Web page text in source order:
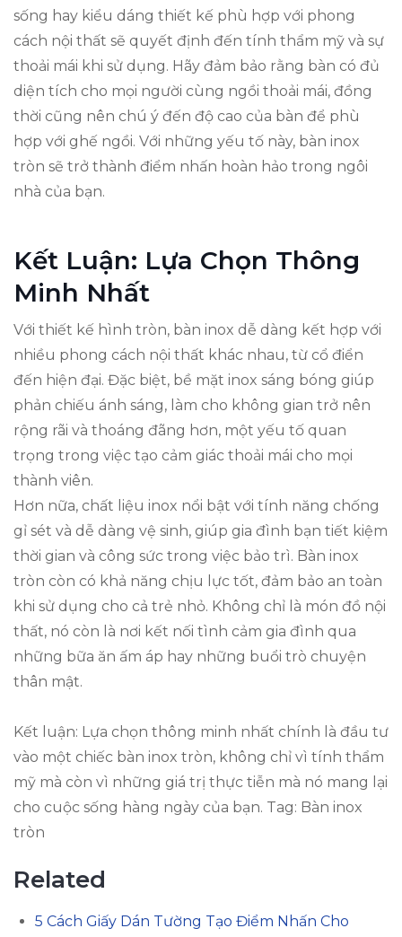
sống hay kiểu dáng thiết kế phù hợp với phong
cách nội thất sẽ quyết định đến tính thẩm mỹ và sự
thoải mái khi sử dụng. Hãy đảm bảo rằng bàn có đủ
diện tích cho mọi người cùng ngồi thoải mái, đồng
thời cũng nên chú ý đến độ cao của bàn để phù
hợp với ghế ngồi. Với những yếu tố này, bàn inox
tròn sẽ trở thành điểm nhấn hoàn hảo trong ngôi
nhà của bạn.
Kết Luận: Lựa Chọn Thông
Minh Nhất
Với thiết kế hình tròn, bàn inox dễ dàng kết hợp với
nhiều phong cách nội thất khác nhau, từ cổ điển
đến hiện đại. Đặc biệt, bề mặt inox sáng bóng giúp
phản chiếu ánh sáng, làm cho không gian trở nên
rộng rãi và thoáng đãng hơn, một yếu tố quan
trọng trong việc tạo cảm giác thoải mái cho mọi
thành viên.
Hơn nữa, chất liệu inox nổi bật với tính năng chống
gỉ sét và dễ dàng vệ sinh, giúp gia đình bạn tiết kiệm
thời gian và công sức trong việc bảo trì. Bàn inox
tròn còn có khả năng chịu lực tốt, đảm bảo an toàn
khi sử dụng cho cả trẻ nhỏ. Không chỉ là món đồ nội
thất, nó còn là nơi kết nối tình cảm gia đình qua
những bữa ăn ấm áp hay những buổi trò chuyện
thân mật.
Kết luận: Lựa chọn thông minh nhất chính là đầu tư
vào một chiếc bàn inox tròn, không chỉ vì tính thẩm
mỹ mà còn vì những giá trị thực tiễn mà nó mang lại
cho cuộc sống hàng ngày của bạn. Tag: Bàn inox
tròn
Related
5 Cách Giấy Dán Tường Tạo Điểm Nhấn Cho